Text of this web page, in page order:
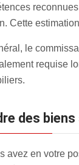
Cette
le
requise
des
avez en votre